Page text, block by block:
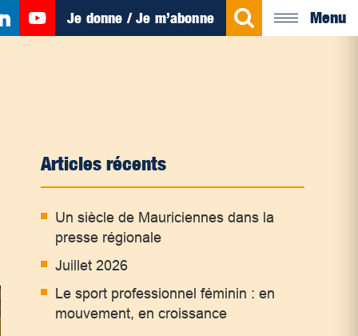
Je donne / Je m’abonne Menu
Articles récents
Un siècle de Mauriciennes dans la
presse régionale
Juillet 2026
Le sport professionnel féminin : en
mouvement, en croissance